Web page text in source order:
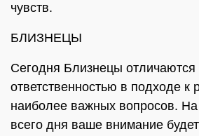
чувств.
БЛИЗНЕЦЫ
Сегодня Близнецы отличаются
ответственностью в подходе к
наиболее важных вопросов.
всего дня ваше внимание